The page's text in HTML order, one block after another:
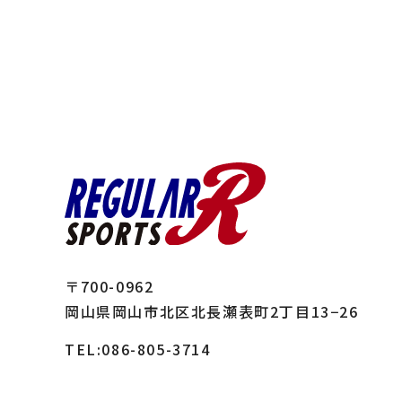
〒700-0962
岡山県岡山市北区北長瀬表町2丁目13−26
TEL:086-805-3714